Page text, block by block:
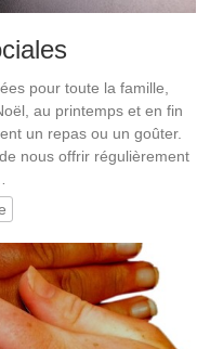
pour toute la famille,
au printemps et en fin
un repas ou un goûter.
nous offrir régulièrement